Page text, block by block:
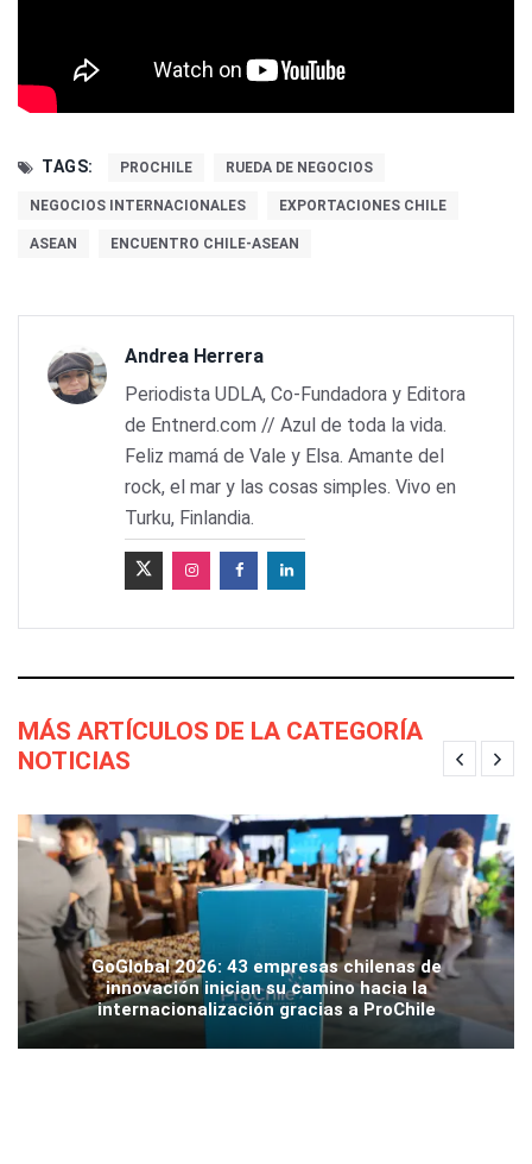
TAGS: PROCHILE RUEDA DE NEGOCIOS
NEGOCIOS INTERNACIONALES EXPORTACIONES CHILE
ASEAN ENCUENTRO CHILE-ASEAN
Andrea Herrera
Periodista UDLA, Co-Fundadora y Editora
de Entnerd.com // Azul de toda la vida.
Feliz mamá de Vale y Elsa. Amante del
rock, el mar y las cosas simples. Vivo en
Turku, Finlandia.
MÁS ARTÍCULOS DE LA CATEGORÍA
NOTICIAS
GoGlobal 2026: 43 empresas chilenas de
innovación inician su camino hacia la
internacionalización gracias a ProChile